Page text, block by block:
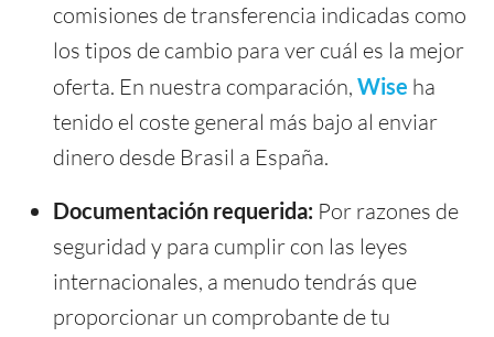
comisiones de transferencia indicadas como
los tipos de cambio para ver cuál es la mejor
oferta. En nuestra comparación, Wise ha
tenido el coste general más bajo al enviar
dinero desde Brasil a España.
Documentación requerida: Por razones de
seguridad y para cumplir con las leyes
internacionales, a menudo tendrás que
proporcionar un comprobante de tu